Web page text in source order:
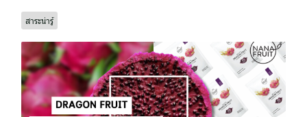
สาระน่ารู้